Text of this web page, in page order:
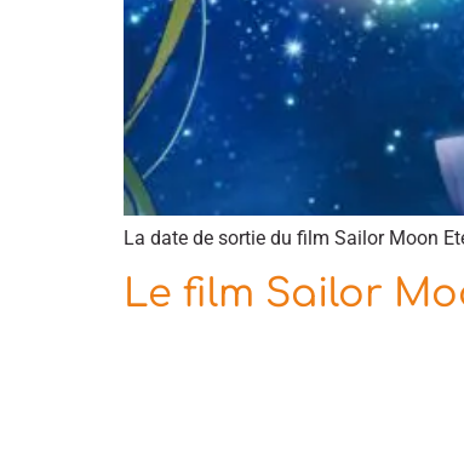
La date de sortie du film Sailor Moon
Le film Sailor